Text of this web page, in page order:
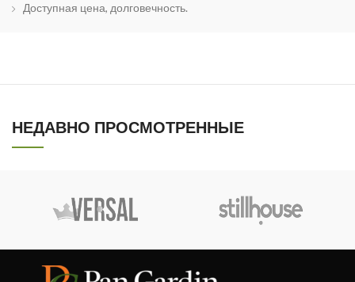
Доступная цена, долговечность.
НЕДАВНО ПРОСМОТРЕННЫЕ